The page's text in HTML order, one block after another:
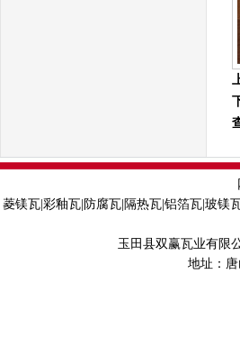
菱镁瓦|彩釉瓦|防腐瓦|隔热瓦|铝箔瓦|玻镁
玉田县双赢瓦业有限
地址：